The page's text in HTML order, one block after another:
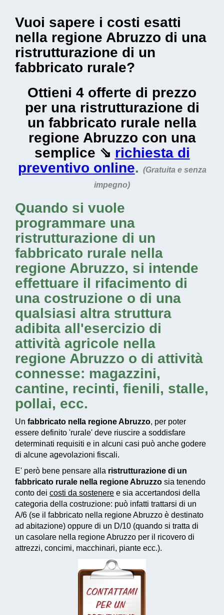
Vuoi sapere i costi esatti
nella regione Abruzzo di una
ristrutturazione di un
fabbricato rurale?
Ottieni 4 offerte di prezzo
per una ristrutturazione di
un fabbricato rurale nella
regione Abruzzo con una
semplice ⇘ richiesta di
preventivo online. (Gratuita e senza
impegno)
Quando si vuole
programmare una
ristrutturazione di un
fabbricato rurale nella
regione Abruzzo, si intende
effettuare il rifacimento di
una costruzione o di una
qualsiasi altra struttura
adibita all'esercizio di
attività agricole nella
regione Abruzzo o di attività
connesse: magazzini,
cantine, recinti, fienili, stalle,
pollai, ecc.
Un fabbricato nella regione Abruzzo, per poter
essere definito 'rurale' deve riuscire a soddisfare
determinati requisiti e in alcuni casi può anche godere
di alcune agevolazioni fiscali.
E' però bene pensare alla ristrutturazione di un
fabbricato rurale nella regione Abruzzo sia tenendo
conto dei costi da sostenere e sia accertandosi della
categoria della costruzione: può infatti trattarsi di un
A/6 (se il fabbricato nella regione Abruzzo è destinato
ad abitazione) oppure di un D/10 (quando si tratta di
un casolare nella regione Abruzzo per il ricovero di
attrezzi, concimi, macchinari, piante ecc.).